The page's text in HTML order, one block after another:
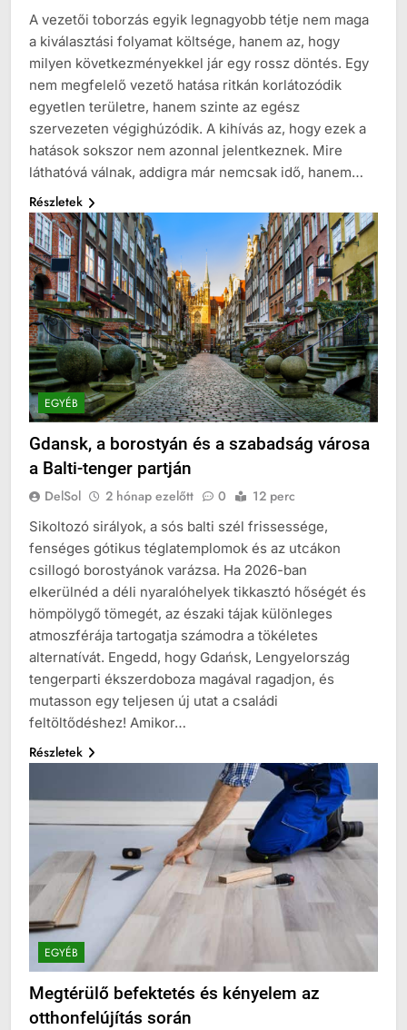
A vezetői toborzás egyik legnagyobb tétje nem maga
a kiválasztási folyamat költsége, hanem az, hogy
milyen következményekkel jár egy rossz döntés. Egy
nem megfelelő vezető hatása ritkán korlátozódik
egyetlen területre, hanem szinte az egész
szervezeten végighúzódik. A kihívás az, hogy ezek a
hatások sokszor nem azonnal jelentkeznek. Mire
láthatóvá válnak, addigra már nemcsak idő, hanem…
Részletek
EGYÉB
Gdansk, a borostyán és a szabadság városa
a Balti-tenger partján
DelSol 2 hónap ezelőtt 0 12 perc
Sikoltozó sirályok, a sós balti szél frissessége,
fenséges gótikus téglatemplomok és az utcákon
csillogó borostyánok varázsa. Ha 2026-ban
elkerülnéd a déli nyaralóhelyek tikkasztó hőségét és
hömpölygő tömegét, az északi tájak különleges
atmoszférája tartogatja számodra a tökéletes
alternatívát. Engedd, hogy Gdańsk, Lengyelország
tengerparti ékszerdoboza magával ragadjon, és
mutasson egy teljesen új utat a családi
feltöltődéshez! Amikor…
Részletek
EGYÉB
Megtérülő befektetés és kényelem az
otthonfelújítás során